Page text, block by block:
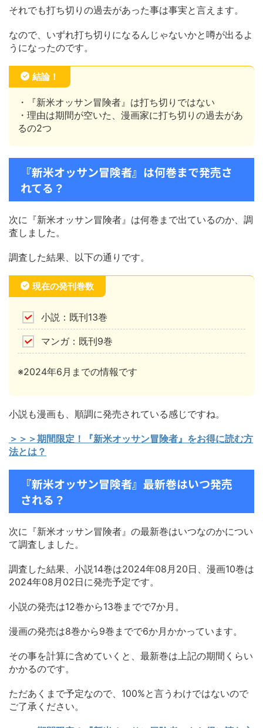
それでも打ち切りの過去があった事は事実と言えます。
なので、いずれ打ち切りになるんじゃないかと噂が出るよ
うになったのです。
結論！
・『新米オッサン冒険者』は打ち切りではない
・理由は期間が空いた、漫画家に打ち切りの過去があ
るの2つ
『新米オッサン冒険者』は何巻まで発売さ
れてる？
次に『新米オッサン冒険者』は何巻まで出ているのか、調
査しました。
調査した結果、以下の通りです。
現在の発刊巻数
小説：既刊13巻
マンガ：既刊9巻
※2024年6月までの情報です
小説も漫画も、順調に発売されている感じですね。
＞＞＞期間限定！『新米オッサン冒険者』をお得に読む方
法とは？
『新米オッサン冒険者』最新巻はいつ発売
される？
次に『新米オッサン冒険者』の最新巻はいつなのかについ
て調査しました。
調査した結果、小説14巻は2024年08月20日、漫画10巻は
2024年08月02日に発売予定です。
小説の発売は12巻から13巻までで7か月。
漫画の発売は8巻から9巻までで6か月かかっています。
その事を計算に含めていくと、最新巻は上記の期間くらい
かかるのです。
ただあくまで予定なので、100%と言うわけではないので
ご了承ください。